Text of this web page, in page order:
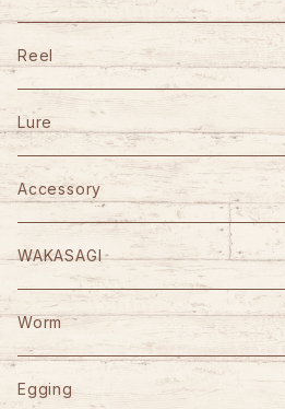
TULALA
Fishman
Abu Garcia
D-3 Custom Lure's
Jet Slow
VARIVAS
Reel
DAIWA
SHIMANO
Abu Garcia
SLP WORKS
STUDIO OCEAN MARK
Lure
GANCRAFT
D-3 Custom Lure's
WooDream
Arbor
ITO CRAFT
Accessory
STUDIO OCEAN MARK
HOOK REMOVER 130S
HOOK REMOVER 165S
CAPS
KAID
WAKASAGI
がまかつ
YGK
Worm
Berkley
Egging